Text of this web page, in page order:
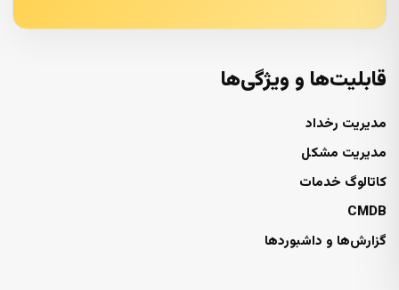
قابلیت‌ها و ویژگی‌ها
مدیریت رخداد
مدیریت مشکل
کاتالوگ خدمات
CMDB
گزارش‌ها و داشبوردها